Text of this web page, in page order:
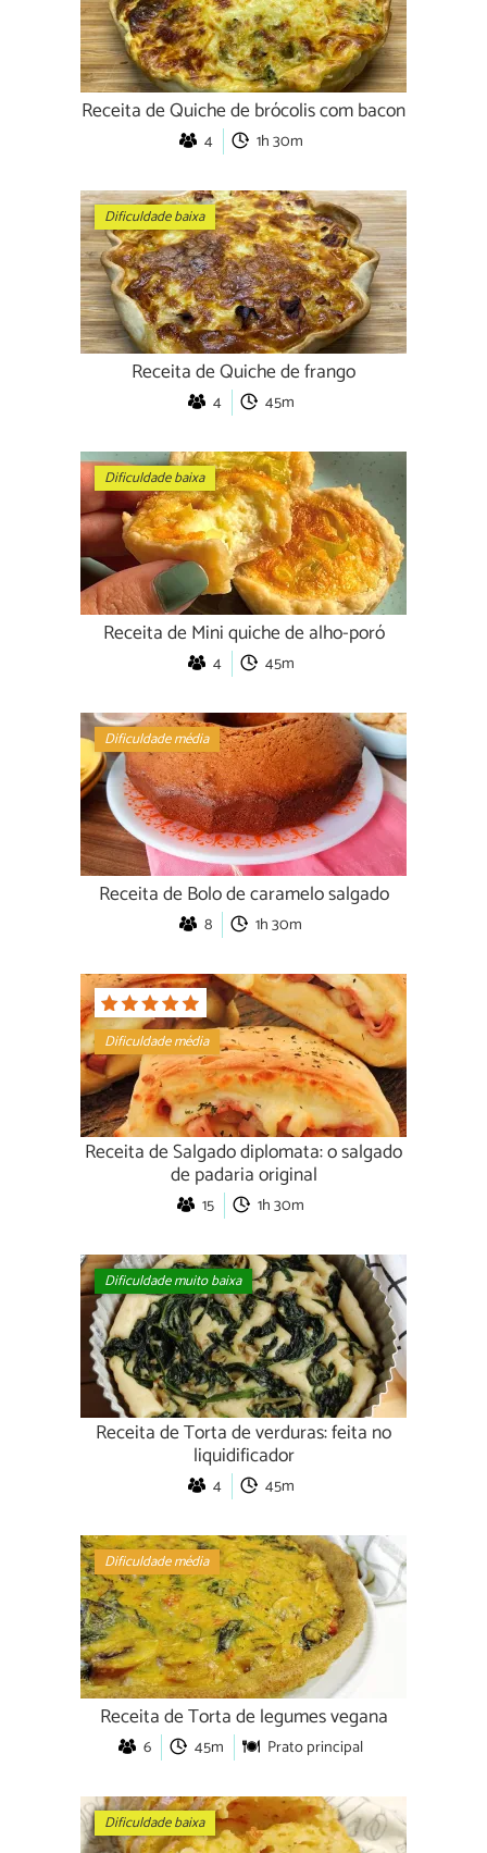
Receita de Quiche de brócolis com bacon
4 1h 30m
Dificuldade baixa
Receita de Quiche de frango
4 45m
Dificuldade baixa
Receita de Mini quiche de alho-poró
4 45m
Dificuldade média
Receita de Bolo de caramelo salgado
8 1h 30m
Dificuldade média
Receita de Salgado diplomata: o salgado
de padaria original
15 1h 30m
Dificuldade muito baixa
Receita de Torta de verduras: feita no
liquidificador
4 45m
Dificuldade média
Receita de Torta de legumes vegana
6 45m Prato principal
Dificuldade baixa